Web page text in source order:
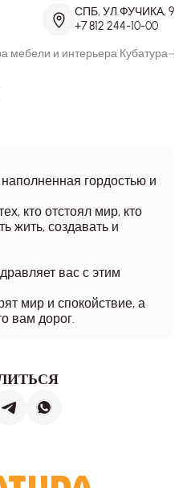
СПБ, УЛ.ФУЧИКА, 9
+7 812 244-10-00
мебели и интерьера Кубатура
гордостью и
кто отстоял мир, кто
жить, создавать и
вас с этим
мир и спокойствие, а
вам дорог.